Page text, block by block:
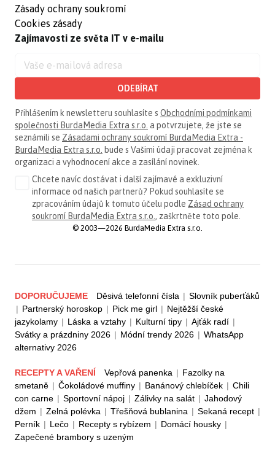
Zásady ochrany soukromí
Cookies zásady
Zajímavosti ze světa IT v e-mailu
ODEBÍRAT
Přihlášením k newsletteru souhlasíte s Obchodními podmínkami
společnosti BurdaMedia Extra s.r.o. a potvrzujete, že jste se
seznámili se Zásadami ochrany soukromí BurdaMedia Extra -
BurdaMedia Extra s.r.o. bude s Vašimi údaji pracovat zejména k
organizaci a vyhodnocení akce a zasílání novinek.
Chcete navíc dostávat i další zajímavé a exkluzivní
informace od našich partnerů? Pokud souhlasíte se
zpracováním údajů k tomuto účelu podle Zásad ochrany
soukromí BurdaMedia Extra s.r.o. , zaškrtněte toto pole.
© 2003—2026 BurdaMedia Extra s.r.o.
DOPORUČUJEME Děsivá telefonní čísla | Slovník puberťáků
| Partnerský horoskop | Pick me girl | Nejtěžší české
jazykolamy | Láska a vztahy | Kulturní tipy | Ajťák radí |
Svátky a prázdniny 2026 | Módní trendy 2026 | WhatsApp
alternativy 2026
RECEPTY A VAŘENÍ Vepřová panenka | Fazolky na
smetaně | Čokoládové muffiny | Banánový chlebíček | Chili
con carne | Sportovní nápoj | Zálivky na salát | Jahodový
džem | Zelná polévka | Třešňová bublanina | Sekaná recept |
Perník | Lečo | Recepty s rybízem | Domácí housky |
Zapečené brambory s uzeným